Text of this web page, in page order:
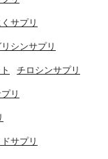
サプリ
リシンサプリ
チロシンサプリ
リ
サプリ